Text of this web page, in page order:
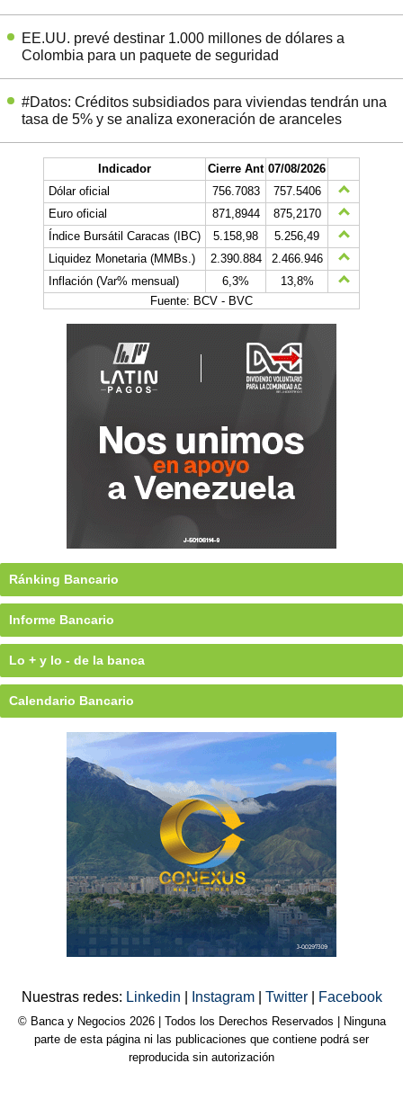
EE.UU. prevé destinar 1.000 millones de dólares a
Colombia para un paquete de seguridad
#Datos: Créditos subsidiados para viviendas tendrán una
tasa de 5% y se analiza exoneración de aranceles
Indicador Cierre Ant 07/08/2026
Dólar oficial
756.7083
757.5406
Euro oficial
871,8944
875,2170
Índice Bursátil Caracas (IBC)
5.158,98
5.256,49
Liquidez Monetaria (MMBs.)
2.390.884
2.466.946
Inflación (Var% mensual)
6,3%
13,8%
Fuente: BCV - BVC
Ránking Bancario
Informe Bancario
Lo + y lo - de la banca
Calendario Bancario
Nuestras redes: Linkedin Instagram Twitter Facebook
© Banca y Negocios 2026 | Todos los Derechos Reservados | Ninguna
parte de esta página ni las publicaciones que contiene podrá ser
reproducida sin autorización